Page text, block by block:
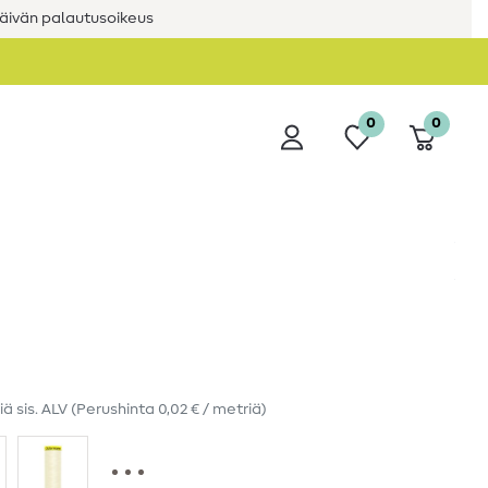
palautusoikeus
0 0
sis. ALV (Perushinta 0,02 € / metriä)